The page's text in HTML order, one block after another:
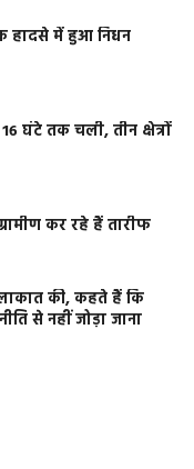
हादसे में हुआ निधन
घंटे तक चली, तीन क्षेत्रों
कर रहे हैं तारीफ
की, कहते हैं कि
से नहीं जोड़ा जाना